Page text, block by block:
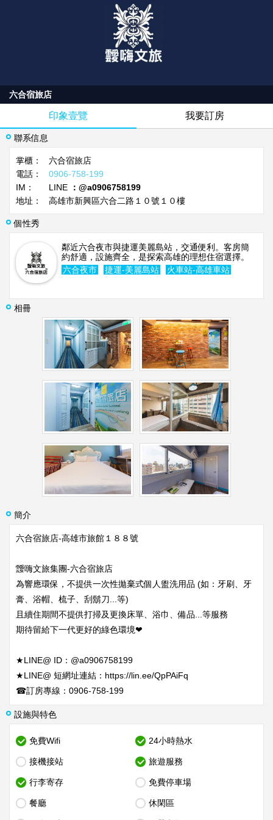
六合宿旅店
印象壹覽 我要訂房
聯系信息
掌櫃：
六合宿旅店
電話：
0906-758-199
IM：
LINE
：@a0906758199
地址：
高雄市新興區六合二路１０號１０樓
個性秀
鄰近六合夜市與捷運美麗島站，交通便利。客房簡
約舒適，設施齊全，是探索高雄的理想住宿選擇。
六合夜市
捷運-美麗島站 火車站-高雄車站
相冊
簡介
六合宿旅店-高雄市旅館１８８號
靉嗨文旅集團-六合宿旅店
為響應環保，不提供一次性拋棄式個人盥洗用品 (如：牙刷、牙
膏、浴帽、梳子、刮鬍刀...等)
且續住期間不提供打掃及更換床單、浴巾、備品...等服務
期待留給下一代更好的綠色環境❤
★LINE@ ID：@a0906758199
★LINE@ 短網址連結：https://lin.ee/QpPAiFq
☎訂房專線：0906-758-199
設施與特色
免費Wifi 24小時熱水
接機接站 旅遊服務
行李寄存 免費停車場
餐廳 休閑區